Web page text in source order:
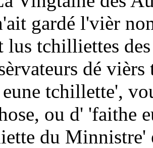
gardé l'vièr
lus tchilliettes
dé
tchillette',
ou d' 'faithe
du Minnistre'